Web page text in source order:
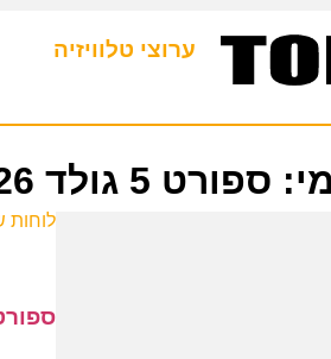
ערוצי טלוויזיה
גולד 05-07-2026
לוחות
ספורט 5 גולד 09-